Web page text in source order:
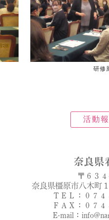
研修
活動
奈良県
〒６３
奈良県橿原市八木町
ＴＥＬ：０７
ＦＡＸ：０７４
E-mail：